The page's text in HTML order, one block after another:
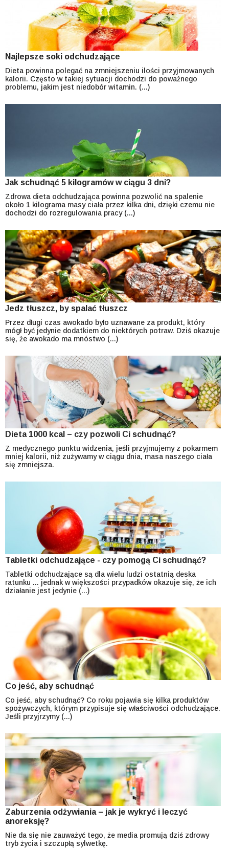
Najlepsze soki odchudzające
Dieta powinna polegać na zmniejszeniu ilości przyjmowanych
kalorii. Często w takiej sytuacji dochodzi do poważnego
problemu, jakim jest niedobór witamin. (...)
Jak schudnąć 5 kilogramów w ciągu 3 dni?
Zdrowa dieta odchudzająca powinna pozwolić na spalenie
około 1 kilograma masy ciała przez kilka dni, dzięki czemu nie
dochodzi do rozregulowania pracy (...)
Jedz tłuszcz, by spalać tłuszcz
Przez długi czas awokado było uznawane za produkt, który
mógł być jedynie dodatkiem do niektórych potraw. Dziś okazuje
się, że awokado ma mnóstwo (...)
Dieta 1000 kcal – czy pozwoli Ci schudnąć?
Z medycznego punktu widzenia, jeśli przyjmujemy z pokarmem
mniej kalorii, niż zużywamy w ciągu dnia, masa naszego ciała
się zmniejsza.
Tabletki odchudzające - czy pomogą Ci schudnąć?
Tabletki odchudzające są dla wielu ludzi ostatnią deska
ratunku ... jednak w większości przypadków okazuje się, że ich
działanie jest jedynie (...)
Co jeść, aby schudnąć
Co jeść, aby schudnąć? Co roku pojawia się kilka produktów
spożywczych, którym przypisuje się właściwości odchudzające.
Jeśli przyjrzymy (...)
Zaburzenia odżywiania – jak je wykryć i leczyć
anoreksję?
Nie da się nie zauważyć tego, że media promują dziś zdrowy
tryb życia i szczupłą sylwetkę.